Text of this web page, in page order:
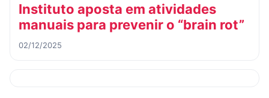
Instituto aposta em atividades
manuais para prevenir o “brain rot”
02/12/2025